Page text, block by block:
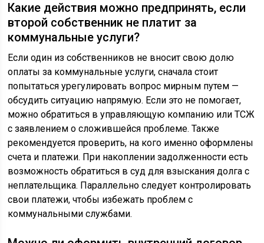
Какие действия можно предпринять, если
второй собственник не платит за
коммунальные услуги?
Если один из собственников не вносит свою долю
оплаты за коммунальные услуги, сначала стоит
попытаться урегулировать вопрос мирным путем —
обсудить ситуацию напрямую. Если это не помогает,
можно обратиться в управляющую компанию или ТСЖ
с заявлением о сложившейся проблеме. Также
рекомендуется проверить, на кого именно оформлены
счета и платежи. При накоплении задолженности есть
возможность обратиться в суд для взыскания долга с
неплательщика. Параллельно следует контролировать
свои платежи, чтобы избежать проблем с
коммунальными службами.